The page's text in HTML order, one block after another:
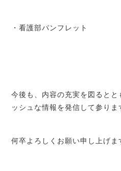
・看護部パンフレット
今後も、内容の充実を図ると
ッシュな情報を発信して参りま
何卒よろしくお願い申し上げま